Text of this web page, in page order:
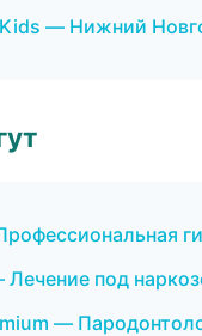
— Нижний
под
—